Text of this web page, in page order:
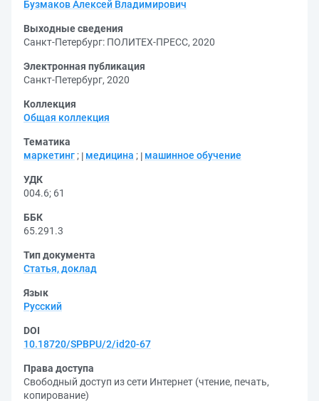
Бузмаков Алексей Владимирович
Выходные сведения
Санкт-Петербург: ПОЛИТЕХ-ПРЕСС, 2020
Электронная публикация
Санкт-Петербург, 2020
Коллекция
Общая коллекция
Тематика
маркетинг ; медицина ; машинное обучение
УДК
004.6; 61
ББК
65.291.3
Тип документа
Статья, доклад
Язык
Русский
DOI
10.18720/SPBPU/2/id20-67
Права доступа
Свободный доступ из сети Интернет (чтение, печать,
копирование)